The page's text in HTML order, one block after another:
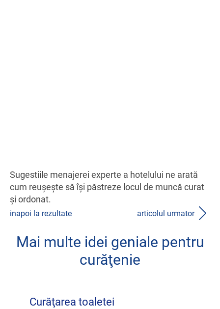
Sugestiile menajerei experte a hotelului ne arată
cum reuşeşte să îşi păstreze locul de muncă curat
şi ordonat.
inapoi la rezultate articolul urmator
Mai multe idei geniale pentru
curăţenie
Curăţarea toaletei